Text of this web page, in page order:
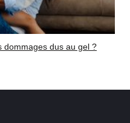
dommages dus au gel ?